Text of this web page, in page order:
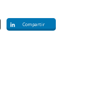
Compartir